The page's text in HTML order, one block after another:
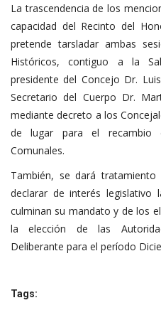
La trascendencia de los
capacidad del Recinto del
pretende tarsladar ambas
Históricos, contiguo a la
presidente del Concejo Dr.
Secretario del Cuerpo Dr.
mediante decreto a los
de lugar para el recambio
Comunales.
También, se dará
declarar de interés legislativo
culminan su mandato y de los
la elección de las
Deliberante para el período
Tags: